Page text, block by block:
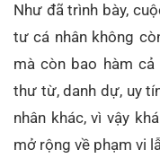
Như đã trình bày,
tư cá nhân không
mà còn bao hàm cả
thư từ, danh dự, uy
nhân khác, vì vậy
mở rộng về phạm vi